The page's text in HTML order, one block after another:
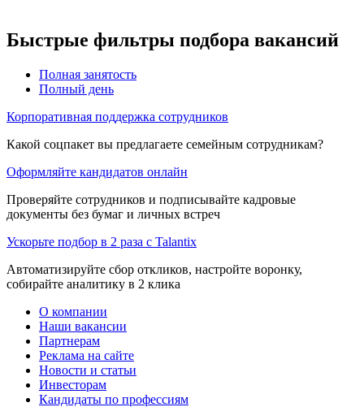
Быстрые фильтры подбора вакансий
Полная занятость
Полный день
Корпоративная поддержка сотрудников
Какой соцпакет вы предлагаете семейным сотрудникам?
Оформляйте кандидатов онлайн
Проверяйте сотрудников и подписывайте кадровые
документы без бумаг и личных встреч
Ускорьте подбор в 2 раза с Talantix
Автоматизируйте сбор откликов, настройте воронку,
собирайте аналитику в 2 клика
О компании
Наши вакансии
Партнерам
Реклама на сайте
Новости и статьи
Инвесторам
Кандидаты по профессиям